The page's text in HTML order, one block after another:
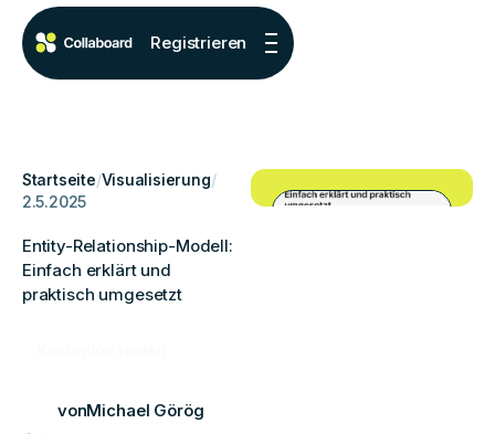
Registrieren
Startseite/Visualisierung/
2.5.2025
Entity-Relationship-Modell:
Einfach erklärt und
praktisch umgesetzt
vonMichael Görög